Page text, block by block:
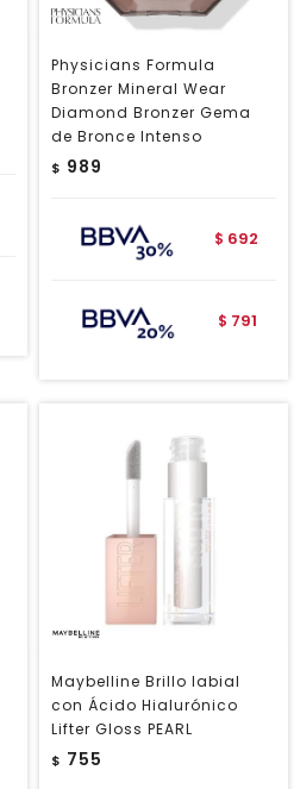
Physicians Formula
Bronzer Mineral Wear
Diamond Bronzer Gema
de Bronce Intenso
$ 989
$ 692
$ 791
Maybelline Brillo labial
con Ácido Hialurónico
Lifter Gloss PEARL
$ 755